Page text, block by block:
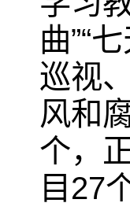
曲”“
巡视
风和
个，
目27